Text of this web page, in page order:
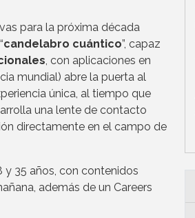
para la próxima década
candelabro cuántico”, capaz
, con aplicaciones en
mundial) abre la puerta al
única, al tiempo que
una lente de contacto
directamente en el campo de
y 35 años, con contenidos
además de un Careers